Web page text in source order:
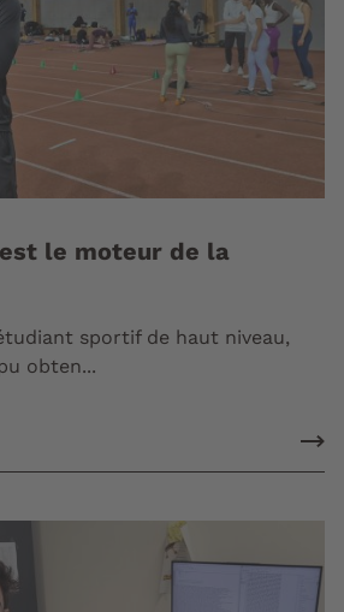
le moteur de la
sportif de haut niveau,
obten...